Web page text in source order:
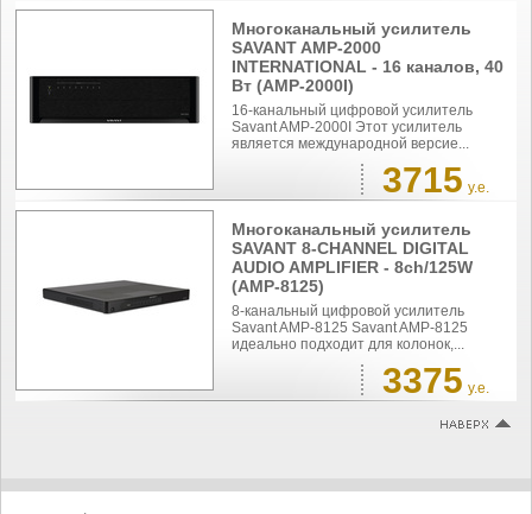
Многоканальный усилитель
SAVANT AMP-2000
INTERNATIONAL - 16 каналов, 40
Вт (AMP-2000I)
16-канальный цифровой усилитель
Savant AMP-2000I Этот усилитель
является международной версие...
3715 у.е.
Многоканальный усилитель
SAVANT 8-CHANNEL DIGITAL
AUDIO AMPLIFIER - 8ch/125W
(AMP-8125)
8-канальный цифровой усилитель
Savant AMP-8125 Savant AMP-8125
идеально подходит для колонок,...
3375 у.е.